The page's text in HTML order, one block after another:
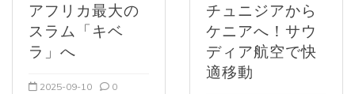
アフリカ最大の
スラム「キベ
ラ」へ
2025-09-10 0
チュニジアから
ケニアへ！サウ
ディア航空で快
適移動